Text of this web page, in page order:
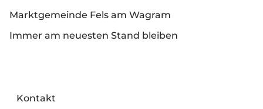
Marktgemeinde Fels am Wagram
Immer am neuesten Stand bleiben
Kontakt